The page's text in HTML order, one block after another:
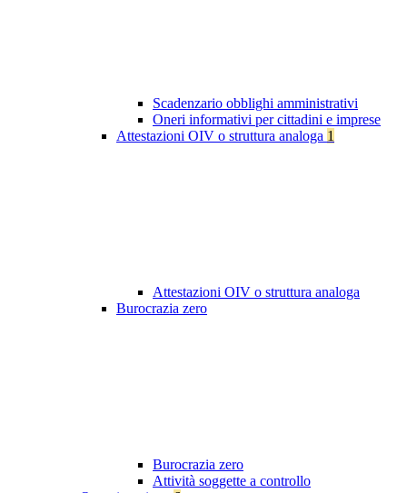
Scadenzario obblighi amministrativi
Oneri informativi per cittadini e imprese
Attestazioni OIV o struttura analoga 1
Attestazioni OIV o struttura analoga
Burocrazia zero
Burocrazia zero
Attività soggette a controllo